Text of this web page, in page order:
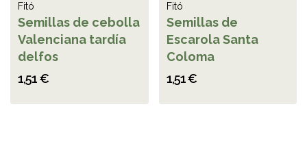
Fitó
Semillas de cebolla
Valenciana tardía
delfos
1,51 €
Fitó
Semillas de
Escarola Santa
Coloma
1,51 €